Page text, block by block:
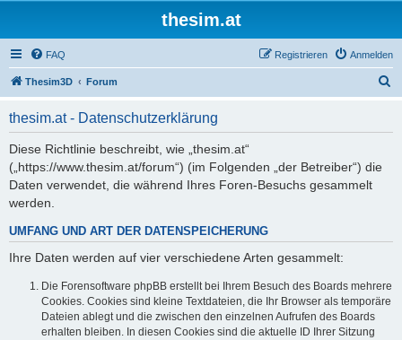
thesim.at
FAQ Anmelden
Registrieren
Thesim3D Forum
thesim.at - Datenschutzerklärung
Diese Richtlinie beschreibt, wie „thesim.at“
(„https://www.thesim.at/forum“) (im Folgenden „der Betreiber“) die
Daten verwendet, die während Ihres Foren-Besuchs gesammelt
werden.
UMFANG UND ART DER DATENSPEICHERUNG
Ihre Daten werden auf vier verschiedene Arten gesammelt:
Die Forensoftware phpBB erstellt bei Ihrem Besuch des Boards mehrere
Cookies. Cookies sind kleine Textdateien, die Ihr Browser als temporäre
Dateien ablegt und die zwischen den einzelnen Aufrufen des Boards
erhalten bleiben. In diesen Cookies sind die aktuelle ID Ihrer Sitzung